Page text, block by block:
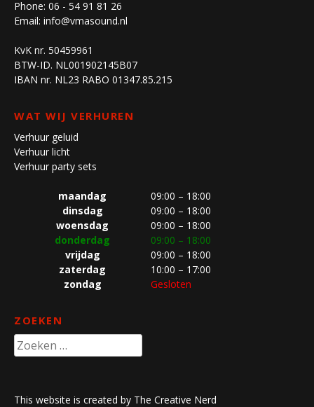
Phone: 06 - 54 91 81 26
Email: info@vmasound.nl
KvK nr. 50459961
BTW-ID. NL001902145B07
IBAN nr. NL23 RABO 01347.85.215
WAT WIJ VERHUREN
Verhuur geluid
Verhuur licht
Verhuur party sets
maandag
09:00 – 18:00
dinsdag
09:00 – 18:00
woensdag
09:00 – 18:00
donderdag
09:00 – 18:00
vrijdag
09:00 – 18:00
zaterdag
10:00 – 17:00
zondag
Gesloten
ZOEKEN
Zoeken
naar:
This website is created by The Creative Nerd